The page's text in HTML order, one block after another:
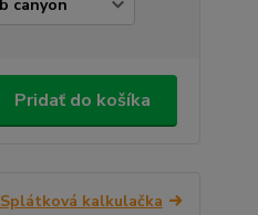
Pridať do košíka
Splátková kalkulačka